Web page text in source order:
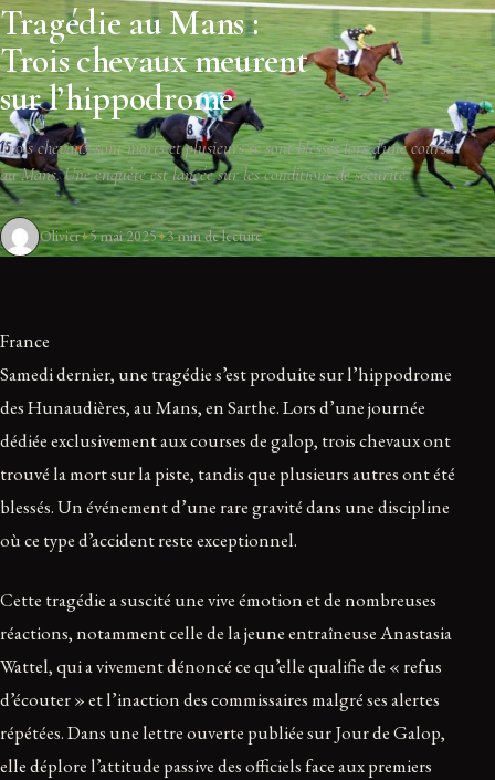
Tragédie au Mans :
Trois chevaux meurent
sur l’hippodrome
Trois chevaux sont morts et plusieurs se sont blessés lors d'une course
au Mans. Une enquête est lancée sur les conditions de sécurité.
Olivier 5 mai 2025 3 min de lecture
France
Samedi dernier, une tragédie s’est produite sur l’hippodrome
des Hunaudières, au Mans, en Sarthe. Lors d’une journée
dédiée exclusivement aux courses de galop, trois chevaux ont
trouvé la mort sur la piste, tandis que plusieurs autres ont été
blessés. Un événement d’une rare gravité dans une discipline
où ce type d’accident reste exceptionnel.
Cette tragédie a suscité une vive émotion et de nombreuses
réactions, notamment celle de la jeune entraîneuse Anastasia
Wattel, qui a vivement dénoncé ce qu’elle qualifie de « refus
d’écouter » et l’inaction des commissaires malgré ses alertes
répétées. Dans une lettre ouverte publiée sur Jour de Galop,
elle déplore l’attitude passive des officiels face aux premiers